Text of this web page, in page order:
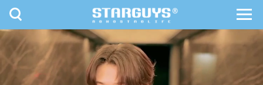
九州・沖縄 北海道・東北
toggle
navigation